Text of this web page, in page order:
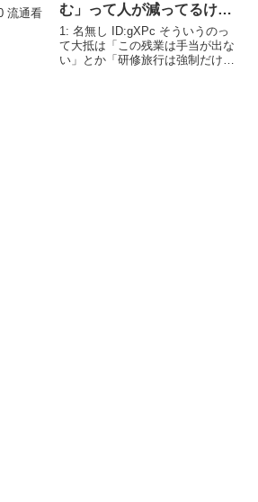
流通看
む」って人が減ってるけど
これって別におかしくなく
ね？
1: 名無し ID:gXPc そういうのっ
て大抵は「この残業は手当が出な
い」とか「研修旅行は強制だけど